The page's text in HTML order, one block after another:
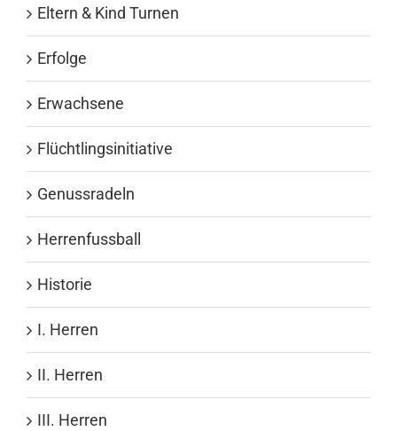
Eltern & Kind Turnen
Erfolge
Erwachsene
Flüchtlingsinitiative
Genussradeln
Herrenfussball
Historie
I. Herren
II. Herren
III. Herren